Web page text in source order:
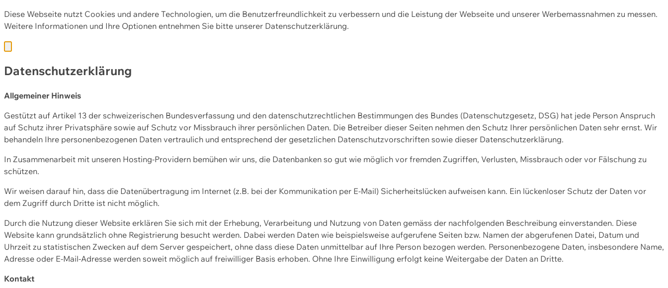
Diese Webseite nutzt Cookies und andere Technologien, um die Benutzerfreundlichkeit zu verbessern und die Leistung der Webseite und unserer Werbemassnahmen zu messen.
Weitere Informationen und Ihre Optionen entnehmen Sie bitte unserer Datenschutzerklärung.
Datenschutzerklärung
Allgemeiner Hinweis
Gestützt auf Artikel 13 der schweizerischen Bundesverfassung und den datenschutzrechtlichen Bestimmungen des Bundes (Datenschutzgesetz, DSG) hat jede Person Anspruch
auf Schutz ihrer Privatsphäre sowie auf Schutz vor Missbrauch ihrer persönlichen Daten. Die Betreiber dieser Seiten nehmen den Schutz Ihrer persönlichen Daten sehr ernst. Wir
behandeln Ihre personenbezogenen Daten vertraulich und entsprechend der gesetzlichen Datenschutzvorschriften sowie dieser Datenschutzerklärung.
In Zusammenarbeit mit unseren Hosting-Providern bemühen wir uns, die Datenbanken so gut wie möglich vor fremden Zugriffen, Verlusten, Missbrauch oder vor Fälschung zu
schützen.
Wir weisen darauf hin, dass die Datenübertragung im Internet (z.B. bei der Kommunikation per E-Mail) Sicherheitslücken aufweisen kann. Ein lückenloser Schutz der Daten vor
dem Zugriff durch Dritte ist nicht möglich.
Durch die Nutzung dieser Website erklären Sie sich mit der Erhebung, Verarbeitung und Nutzung von Daten gemäss der nachfolgenden Beschreibung einverstanden. Diese
Website kann grundsätzlich ohne Registrierung besucht werden. Dabei werden Daten wie beispielsweise aufgerufene Seiten bzw. Namen der abgerufenen Datei, Datum und
Uhrzeit zu statistischen Zwecken auf dem Server gespeichert, ohne dass diese Daten unmittelbar auf Ihre Person bezogen werden. Personenbezogene Daten, insbesondere Name,
Adresse oder E-Mail-Adresse werden soweit möglich auf freiwilliger Basis erhoben. Ohne Ihre Einwilligung erfolgt keine Weitergabe der Daten an Dritte.
Kontakt